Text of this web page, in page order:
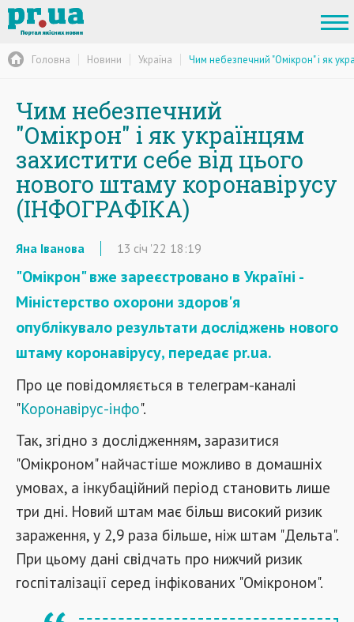
Головна Новини Україна Чим небезпечний "Омікрон" і як
Чим небезпечний
"Омікрон" і як українцям
захистити себе від цього
нового штаму коронавірусу
(ІНФОГРАФІКА)
Яна Іванова 13 січ '22 18:19
"Омікрон" вже зареєстровано в Україні -
Міністерство охорони здоров'я
опублікувало результати досліджень нового
штаму коронавірусу, передає pr.ua.
Про це повідомляється в телеграм-каналі
"Коронавірус-інфо".
Так, згідно з дослідженням, заразитися
"Омікроном" найчастіше можливо в домашніх
умовах, а інкубаційний період становить лише
три дні. Новий штам має більш високий ризик
зараження, у 2,9 раза більше, ніж штам "Дельта".
При цьому дані свідчать про нижчий ризик
госпіталізації серед інфікованих "Омікроном".